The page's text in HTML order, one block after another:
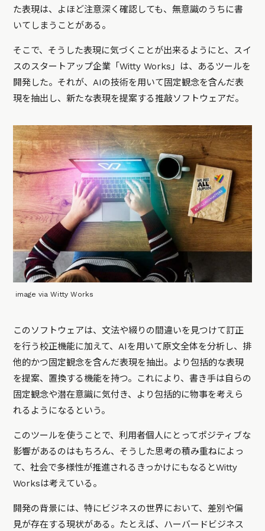
た表現は、よほど注意深く確認しても、無意識のうちに書
いてしまうことがある。
そこで、そうした表現に気づくことが出来るようにと、スイ
スのスタートアップ企業「Witty Works」は、あるツールを
開発した。それが、AIの技術を用いて固定観念を含んだ表
現を抽出し、新たな表現を提案する推敲ソフトウェアだ。
image via Witty Works
このソフトウェアは、文法や綴りの間違いを見つけて訂正
を行う校正機能に加えて、AIを用いて原文全体を分析し、排
他的かつ固定観念を含んだ表現を抽出。より包括的な表現
を提案、置換する機能を持つ。これにより、書き手は自らの
固定観念や潜在意識に気付き、より包括的に物事を考えら
れるようになるという。
このツールを使うことで、利用者個人にとってポジティブな
影響があるのはもちろん、そうした思考の積み重ねによっ
て、社会で多様性が推進されるきっかけにもなるとWitty
Worksは考えている。
開発の背景には、特にビジネスの世界において、差別や偏
見が存在する現状がある。たとえば、ハーバードビジネス